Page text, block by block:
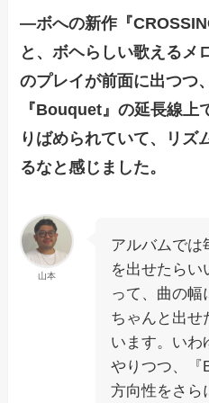
―ボへの新作『
と、ボヘらしい歌えるメ
のプレイが前面に出つつ
『Bouquet』の延長線上
りばめられていて、リズ
るなと感じました。
山本
アルバムでは
を出せたらい
って、曲の幅
ちゃんと出せ
います。いわ
やりつつ、『
方向性をさら